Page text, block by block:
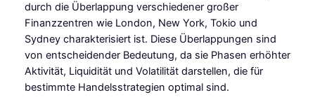
durch die Überlappung verschiedener großer
Finanzzentren wie London, New York, Tokio und
Sydney charakterisiert ist. Diese Überlappungen sind
von entscheidender Bedeutung, da sie Phasen erhöhter
Aktivität, Liquidität und Volatilität darstellen, die für
bestimmte Handelsstrategien optimal sind.